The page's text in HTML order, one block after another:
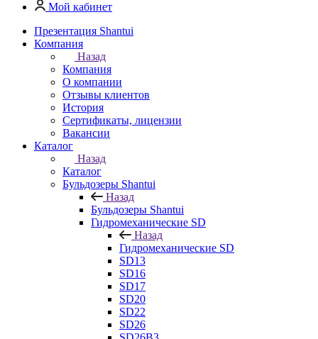
Мой кабинет
Презентация Shantui
Компания
Назад
Компания
О компании
Отзывы клиентов
История
Сертификаты, лицензии
Вакансии
Каталог
Назад
Каталог
Бульдозеры Shantui
Назад
Бульдозеры Shantui
Гидромеханические SD
Назад
Гидромеханические SD
SD13
SD16
SD17
SD20
SD22
SD26